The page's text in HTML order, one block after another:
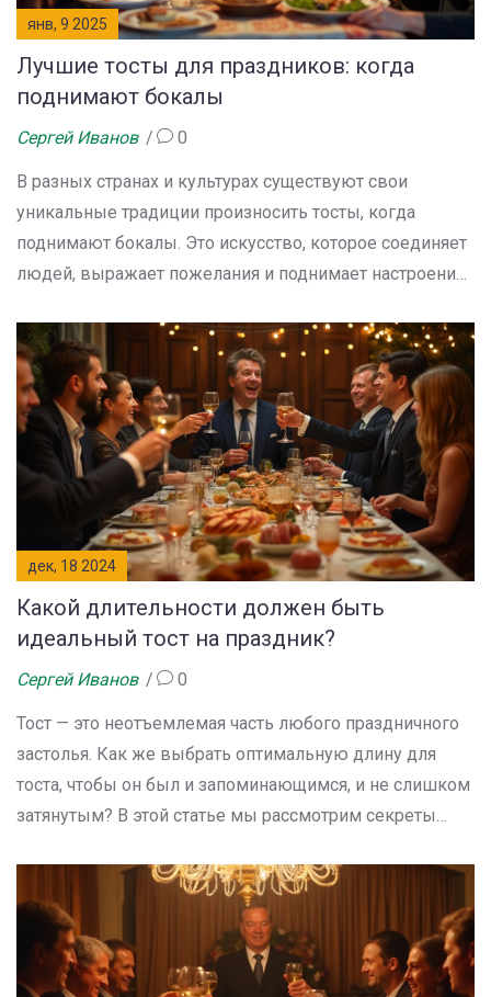
янв, 9 2025
Лучшие тосты для праздников: когда
поднимают бокалы
Сергей Иванов 0
В разных странах и культурах существуют свои
уникальные традиции произносить тосты, когда
поднимают бокалы. Это искусство, которое соединяет
людей, выражает пожелания и поднимает настроение.
выбрать идеальные слова для любого праздника.
Советы, идеи и традиционные фразы помогут сделать
этот момент незабываемым.
дек, 18 2024
Какой длительности должен быть
идеальный тост на праздник?
Сергей Иванов 0
Тост — это неотъемлемая часть любого праздничного
застолья. Как же выбрать оптимальную длину для
тоста, чтобы он был и запоминающимся, и не слишком
затянутым? В этой статье мы рассмотрим секреты
до культурных нюансов и современных тенденций.
Узнайте, как подобрать правильные слова, чтобы ваше
поздравление осталось в памяти гостей.